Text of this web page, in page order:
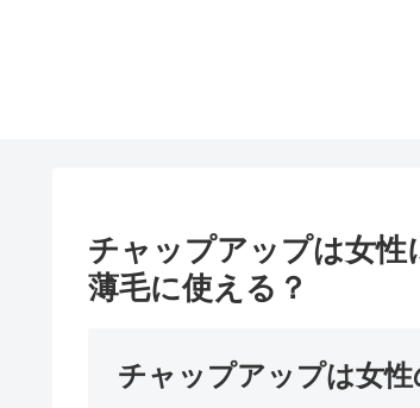
チャップアップは女性
薄毛に使える？
チャップアップは女